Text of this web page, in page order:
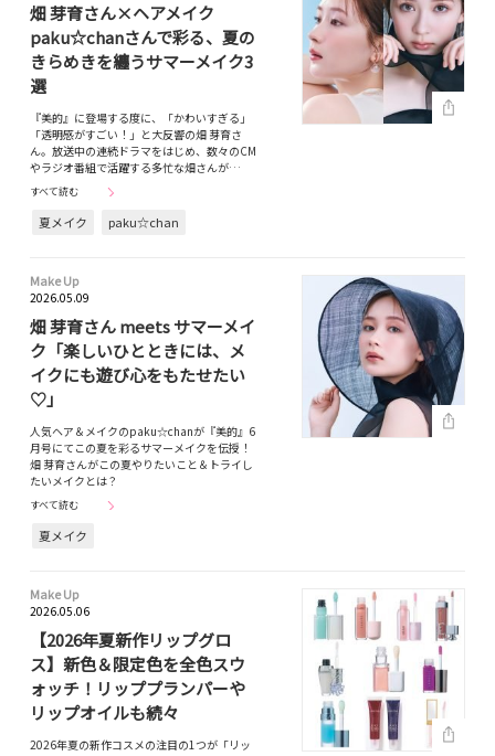
畑 芽育さん×ヘアメイク
paku☆chanさんで彩る、夏の
きらめきを纏うサマーメイク3
選
『美的』に登場する度に、「かわいすぎる」
「透明感がすごい！」と大反響の畑 芽育さ
ん。放送中の連続ドラマをはじめ、数々のCM
やラジオ番組で活躍する多忙な畑さんが…
すべて読む
夏メイク paku☆chan
Make Up
2026.05.09
畑 芽育さん meets サマーメイ
ク「楽しいひとときには、メ
イクにも遊び心をもたせたい
♡」
人気ヘア＆メイクのpaku☆chanが『美的』6
月号にてこの夏を彩るサマーメイクを伝授！
畑 芽育さんがこの夏やりたいこと＆トライし
たいメイクとは？
すべて読む
夏メイク
Make Up
2026.05.06
【2026年夏新作リップグロ
ス】新色＆限定色を全色スウ
ォッチ！リッププランパーや
リップオイルも続々
2026年夏の新作コスメの注目の1つが「リッ